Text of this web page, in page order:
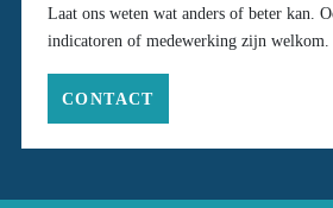
Laat ons weten wat anders of beter kan.
indicatoren of medewerking zijn welkom.
CONTACT